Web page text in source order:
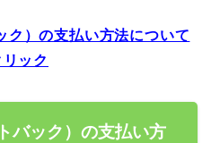
）の支払い方法について
ック
バック）の支払い方